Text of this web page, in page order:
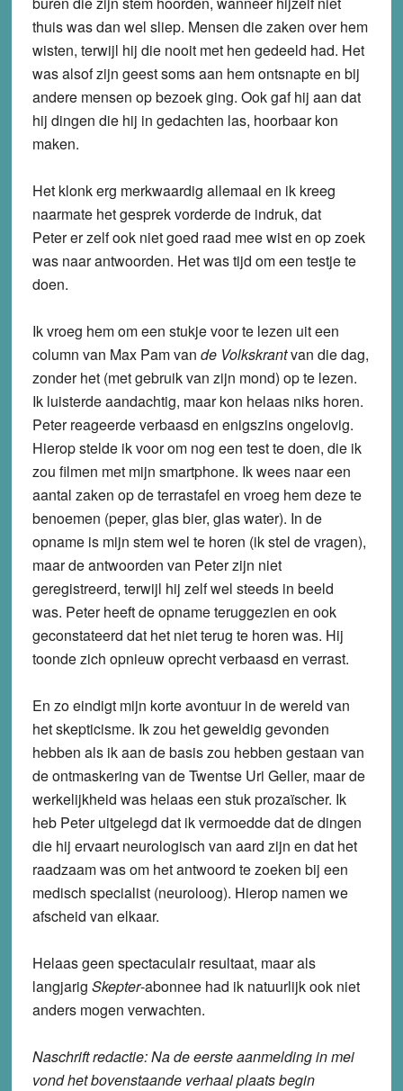
thuis was dan wel sliep. Mensen die zaken over hem
wisten, terwijl hij die nooit met hen gedeeld had. Het
was alsof zijn geest soms aan hem ontsnapte en bij
andere mensen op bezoek ging. Ook gaf hij aan dat
hij dingen die hij in gedachten las, hoorbaar kon
maken.
Het klonk erg merkwaardig allemaal en ik kreeg
naarmate het gesprek vorderde de indruk, dat
Peter er zelf ook niet goed raad mee wist en op zoek
was naar antwoorden. Het was tijd om een testje te
doen.
Ik vroeg hem om een stukje voor te lezen uit een
column van Max Pam van de Volkskrantvan die dag,
zonder het (met gebruik van zijn mond) op te lezen.
Ik luisterde aandachtig, maar kon helaas niks horen.
Peter reageerde verbaasd en enigszins ongelovig.
Hierop stelde ik voor om nog een test te doen, die ik
zou filmen met mijn smartphone. Ik wees naar een
aantal zaken op de terrastafel en vroeg hem deze te
benoemen (peper, glas bier, glas water). In de
opname is mijn stem wel te horen (ik stel de vragen),
maar de antwoorden van Peter zijn niet
geregistreerd, terwijl hij zelf wel steeds in beeld
was. Peter heeft de opname teruggezien en ook
geconstateerd dat het niet terug te horen was. Hij
toonde zich opnieuw oprecht verbaasd en verrast.
En zo eindigt mijn korte avontuur in de wereld van
het skepticisme. Ik zou het geweldig gevonden
hebben als ik aan de basis zou hebben gestaan van
de ontmaskering van de Twentse Uri Geller, maar de
werkelijkheid was helaas een stuk prozaïscher. Ik
heb Peter uitgelegd dat ik vermoedde dat de dingen
die hij ervaart neurologisch van aard zijn en dat het
raadzaam was om het antwoord te zoeken bij een
medisch specialist (neuroloog). Hierop namen we
afscheid van elkaar.
Helaas geen spectaculair resultaat, maar als
langjarig Skepter-abonnee had ik natuurlijk ook niet
anders mogen verwachten.
Naschrift redactie: Na de eerste aanmelding in mei
vond het bovenstaande verhaal plaats begin